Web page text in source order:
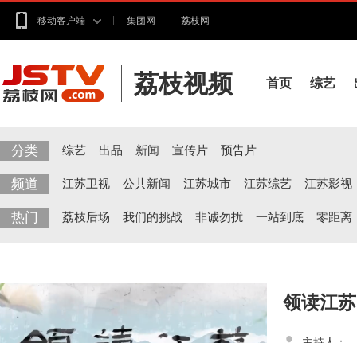
移动客户端 集团网 荔枝网
荔枝视频 首页 综艺
分类 综艺 出品 新闻 宣传片 预告片
频道 江苏卫视 公共新闻 江苏城市 江苏综艺 江苏影视
热门 荔枝后场 我们的挑战 非诚勿扰 一站到底 零距离
领读江苏